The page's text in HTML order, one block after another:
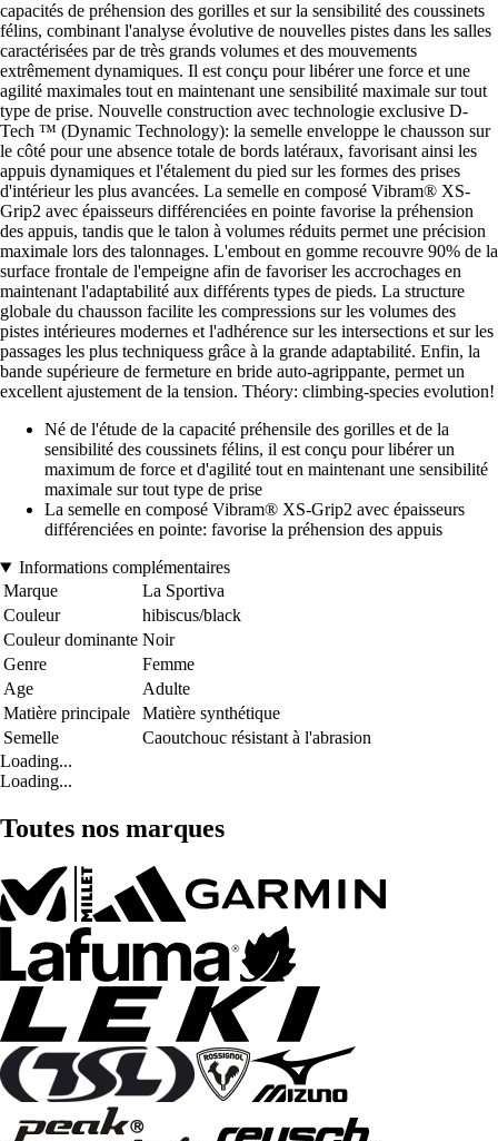
capacités de préhension des gorilles et sur la sensibilité des coussinets
félins, combinant l'analyse évolutive de nouvelles pistes dans les salles
caractérisées par de très grands volumes et des mouvements
extrêmement dynamiques. Il est conçu pour libérer une force et une
agilité maximales tout en maintenant une sensibilité maximale sur tout
type de prise. Nouvelle construction avec technologie exclusive D-
Tech ™ (Dynamic Technology): la semelle enveloppe le chausson sur
le côté pour une absence totale de bords latéraux, favorisant ainsi les
appuis dynamiques et l'étalement du pied sur les formes des prises
d'intérieur les plus avancées. La semelle en composé Vibram® XS-
Grip2 avec épaisseurs différenciées en pointe favorise la préhension
des appuis, tandis que le talon à volumes réduits permet une précision
maximale lors des talonnages. L'embout en gomme recouvre 90% de la
surface frontale de l'empeigne afin de favoriser les accrochages en
maintenant l'adaptabilité aux différents types de pieds. La structure
globale du chausson facilite les compressions sur les volumes des
pistes intérieures modernes et l'adhérence sur les intersections et sur les
passages les plus techniquess grâce à la grande adaptabilité. Enfin, la
bande supérieure de fermeture en bride auto-agrippante, permet un
excellent ajustement de la tension. Théory: climbing-species evolution!
Né de l'étude de la capacité préhensile des gorilles et de la
sensibilité des coussinets félins, il est conçu pour libérer un
maximum de force et d'agilité tout en maintenant une sensibilité
maximale sur tout type de prise
La semelle en composé Vibram® XS-Grip2 avec épaisseurs
différenciées en pointe: favorise la préhension des appuis
Informations complémentaires
Marque
La Sportiva
Couleur
hibiscus/black
Couleur dominante Noir
Genre
Femme
Age
Adulte
Matière principale
Matière synthétique
Semelle
Caoutchouc résistant à l'abrasion
Loading...
Loading...
Toutes nos marques